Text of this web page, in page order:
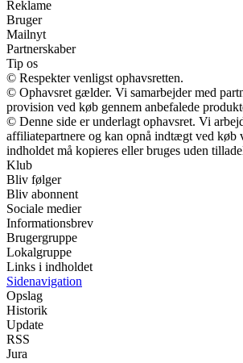
Reklame
Bruger
Mailnyt
Partnerskaber
Tip os
© Respekter venligst ophavsretten.
© Ophavsret gælder. Vi samarbejder med
provision ved køb gennem anbefalede
© Denne side er underlagt ophavsret. Vi
affiliatepartnere og kan opnå indtægt ved køb
indholdet må kopieres eller bruges uden
Klub
Bliv følger
Bliv abonnent
Sociale medier
Informationsbrev
Brugergruppe
Lokalgruppe
Links i indholdet
Sidenavigation
Opslag
Historik
Update
RSS
Jura